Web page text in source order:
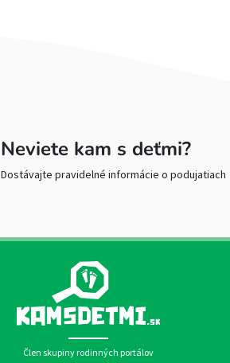
Neviete kam s deťmi?
Dostávajte pravidelné informácie o podujatiach
Člen skupiny rodinných portálov